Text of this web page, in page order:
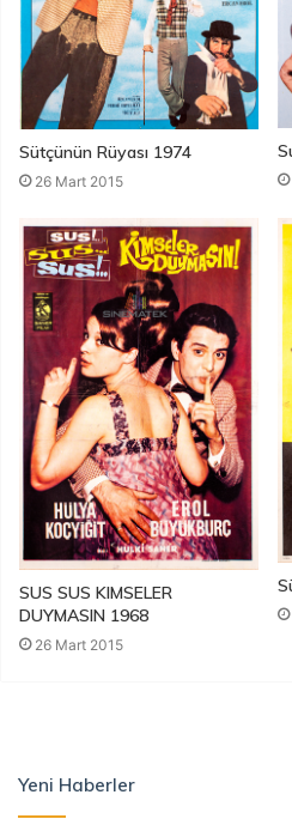
Sütçünün Rüyası 1974
26 Mart 2015
SUS SUS KIMSELER
DUYMASIN 1968
26 Mart 2015
Yeni Haberler